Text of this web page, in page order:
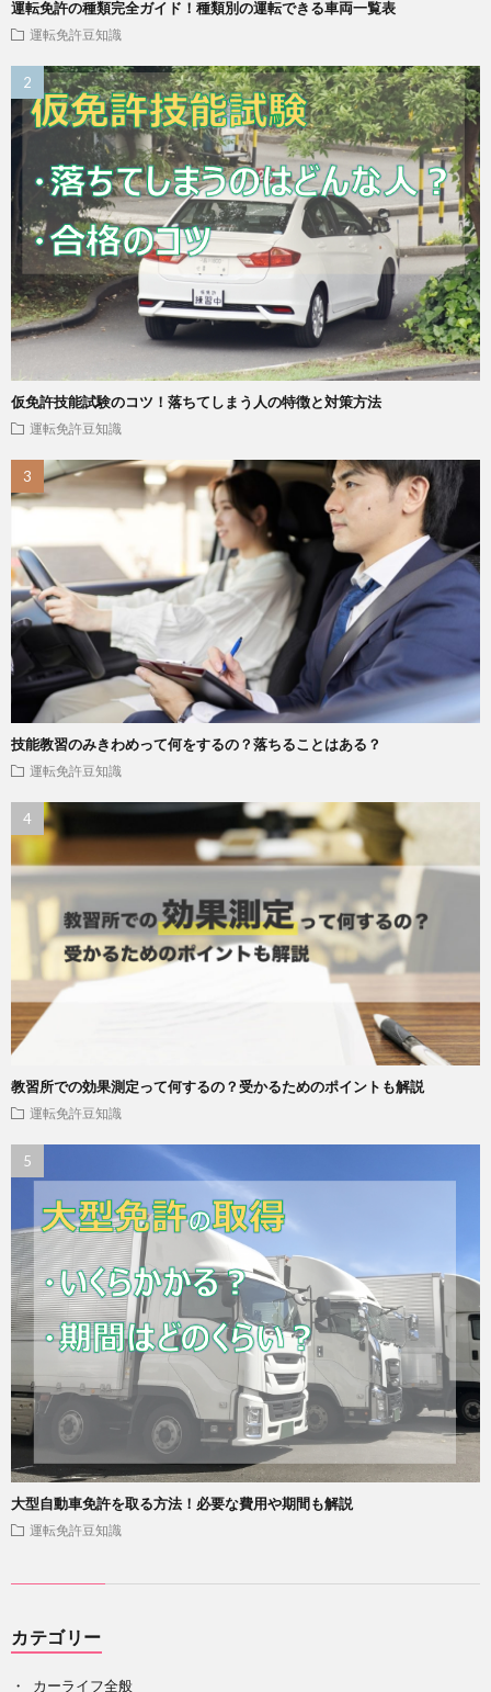
運転免許の種類完全ガイド！種類別の運転できる車両一覧表
運転免許豆知識
仮免許技能試験のコツ！落ちてしまう人の特徴と対策方法
運転免許豆知識
技能教習のみきわめって何をするの？落ちることはある？
運転免許豆知識
教習所での効果測定って何するの？受かるためのポイントも解説
運転免許豆知識
大型自動車免許を取る方法！必要な費用や期間も解説
運転免許豆知識
カテゴリー
カーライフ全般